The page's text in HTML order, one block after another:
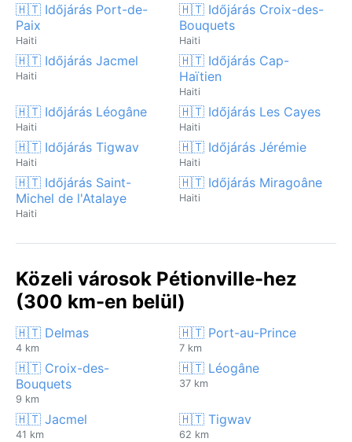
🇭🇹 Időjárás Port-de-
Paix
Haiti
🇭🇹 Időjárás Croix-des-
Bouquets
Haiti
🇭🇹 Időjárás Jacmel
Haiti
🇭🇹 Időjárás Cap-
Haïtien
Haiti
🇭🇹 Időjárás Léogâne
Haiti
🇭🇹 Időjárás Les Cayes
Haiti
🇭🇹 Időjárás Tigwav
Haiti
🇭🇹 Időjárás Jérémie
Haiti
🇭🇹 Időjárás Saint-
Michel de l'Atalaye
Haiti
🇭🇹 Időjárás Miragoâne
Haiti
Közeli városok Pétionville-hez
(300 km-en belül)
🇭🇹 Delmas
4 km
🇭🇹 Port-au-Prince
7 km
🇭🇹 Croix-des-
Bouquets
9 km
🇭🇹 Léogâne
37 km
🇭🇹 Jacmel
41 km
🇭🇹 Tigwav
62 km